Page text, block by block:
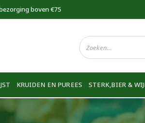
boven €75
KRUIDEN EN PUREES STERK,BIER &